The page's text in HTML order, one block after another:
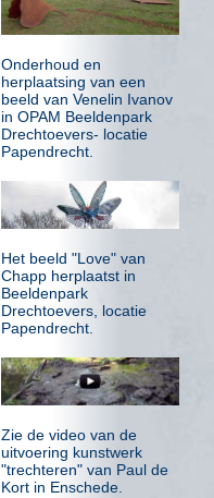
Onderhoud en
herplaatsing van een
beeld van Venelin Ivanov
in OPAM Beeldenpark
Drechtoevers- locatie
Papendrecht.
Het beeld "Love" van
Chapp herplaatst in
Beeldenpark
Drechtoevers, locatie
Papendrecht.
Zie de video van de
uitvoering kunstwerk
"trechteren" van Paul de
Kort in Enschede.